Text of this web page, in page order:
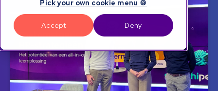
Pick your own cookie menu 🍪
Accept Deny